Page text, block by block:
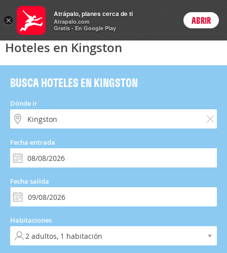
Hoteles Login
Hoteles en Kingston
BUSCA HOTELES EN KINGSTON
Dónde ir
Fecha entrada
Fecha salida
Habitaciones
×
Atrápalo, planes cerca de ti
Atrapalo.com
Gratis - En Google Play
ABRIR